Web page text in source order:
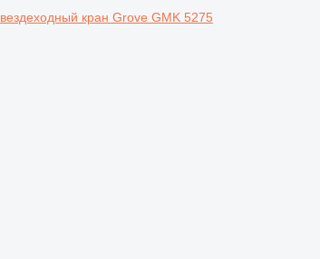
вездеходный кран Grove GMK 5275